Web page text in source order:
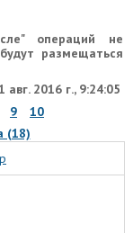
операций не
размещаться
авг. 2016 г., 9:24:05
9
10
(18)